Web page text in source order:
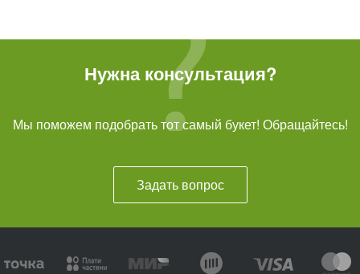
Нужна консультация?
Мы поможем подобрать тот самый букет! Обращайтесь!
Задать вопрос